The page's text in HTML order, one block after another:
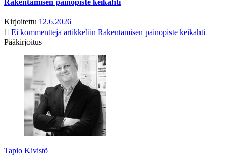
Rakentamisen painopiste keikahti
Kirjoitettu 12.6.2026
Ei kommentteja artikkeliin Rakentamisen painopiste keikahti
Pääkirjoitus
Tapio Kivistö